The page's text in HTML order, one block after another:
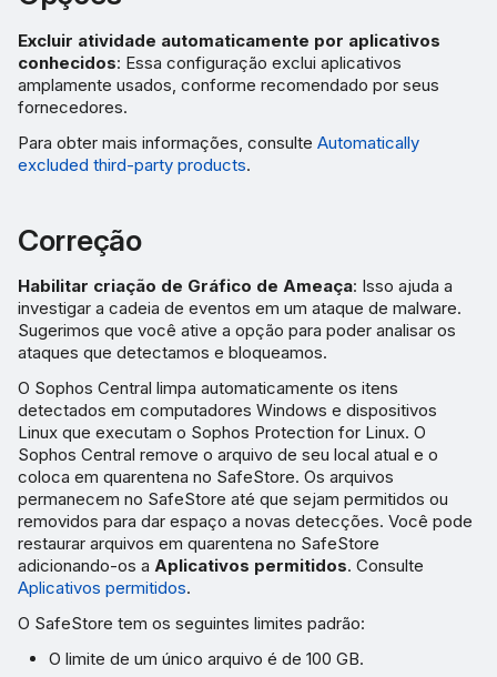
Excluir atividade automaticamente por aplicativos
conhecidos: Essa configuração exclui aplicativos
amplamente usados, conforme recomendado por seus
fornecedores.
Para obter mais informações, consulte Automatically
excluded third-party products.
Correção
Habilitar criação de Gráfico de Ameaça: Isso ajuda a
investigar a cadeia de eventos em um ataque de malware.
Sugerimos que você ative a opção para poder analisar os
ataques que detectamos e bloqueamos.
O Sophos Central limpa automaticamente os itens
detectados em computadores Windows e dispositivos
Linux que executam o Sophos Protection for Linux. O
Sophos Central remove o arquivo de seu local atual e o
coloca em quarentena no SafeStore. Os arquivos
permanecem no SafeStore até que sejam permitidos ou
removidos para dar espaço a novas detecções. Você pode
restaurar arquivos em quarentena no SafeStore
adicionando-os a Aplicativos permitidos. Consulte
Aplicativos permitidos.
O SafeStore tem os seguintes limites padrão:
O limite de um único arquivo é de 100 GB.